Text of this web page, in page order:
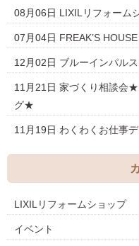
08月06日 LIXILリフォーム
07月04日 FREAK’S
12月02日 ブルーインパルス
11月21日 家づくり相談会★
グ★
11月19日 わくわくお仕事
LIXILリフォームショップ
イベント